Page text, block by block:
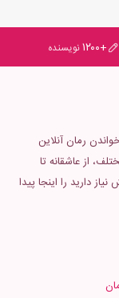
+۱۲۰۰ نویسنده
رمان آنلاین
از ۲۵۰۰ رمان متنوع در ۳۶ ژانر مختلف، از عاشقانه تا
دارید را اینجا پیدا